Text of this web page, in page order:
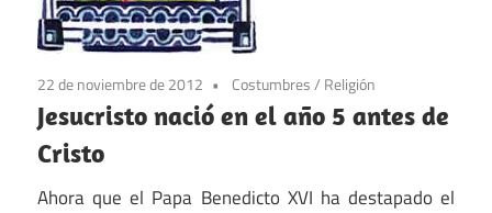
22 de noviembre de 2012 Costumbres/ Religión
Jesucristo nació en el año 5 antes de
Cristo
Ahora que el Papa Benedicto XVI ha destapado el